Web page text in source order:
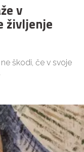
v
življenje
škodi, če v svoje